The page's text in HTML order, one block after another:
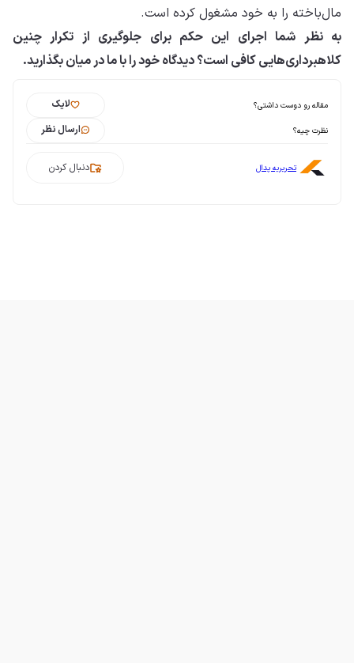
مال‌باخته را به خود مشغول کرده است.
به نظر شما اجرای این حکم برای جلوگیری از تکرار چنین
کلاهبرداری‌هایی کافی است؟ دیدگاه خود را با ما در میان بگذارید.
مقاله رو دوست داشتی؟ لایک
نظرت چیه؟ ارسال نظر
تحریریه پدال دنبال کردن